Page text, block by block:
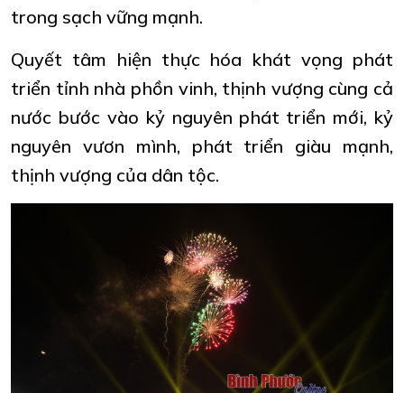
trong sạch vững mạnh.
Quyết tâm hiện thực hóa khát vọng phát
triển tỉnh nhà phồn vinh, thịnh vượng cùng cả
nước bước vào kỷ nguyên phát triển mới, kỷ
nguyên vươn mình, phát triển giàu mạnh,
thịnh vượng của dân tộc.